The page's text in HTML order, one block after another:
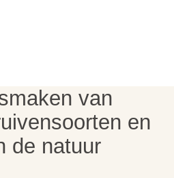
van
en
de natuur